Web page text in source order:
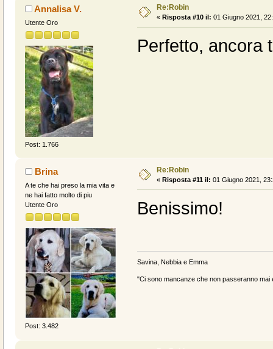
Annalisa V.
Utente Oro
Post: 1.766
Re:Robin
« Risposta #10 il: 01 Giugno 2021,
Perfetto, ancora
Brina
A te che hai preso la mia vita e
ne hai fatto molto di piu
Utente Oro
Post: 3.482
Re:Robin
« Risposta #11 il: 01 Giugno 2021,
Benissimo!
Savina, Nebbia e Emma
"Ci sono mancanze che non passeranno